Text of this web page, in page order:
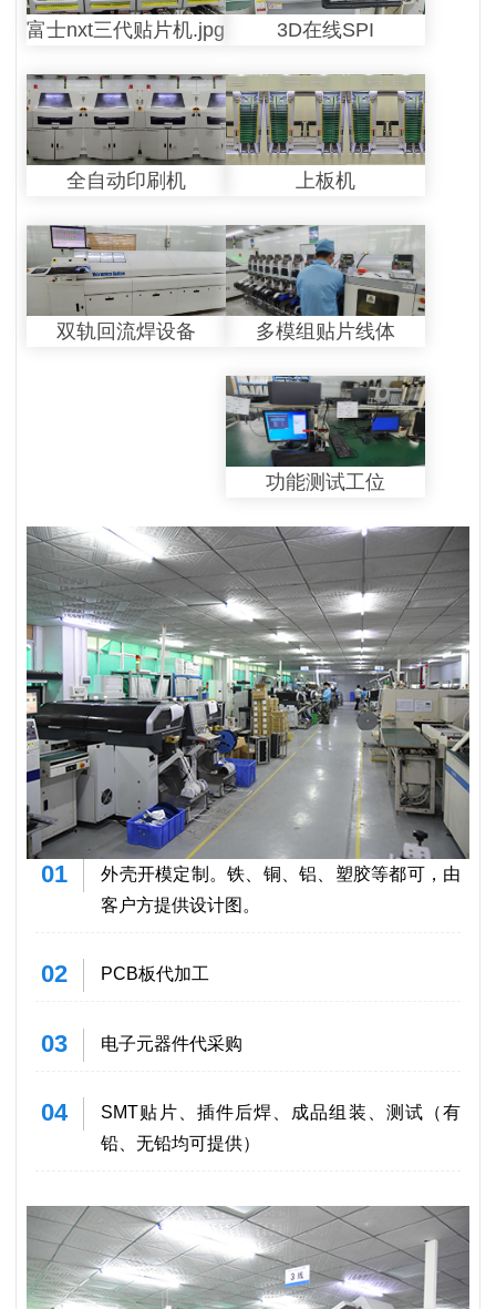
富士nxt三代贴片机.jpg 3D在线SPI
全自动印刷机 上板机
双轨回流焊设备 多模组贴片线体
功能测试工位
01
外壳开模定制。铁、铜、铝、塑胶等都可，由
客户方提供设计图。
02 PCB板代加工
03 电子元器件代采购
04
SMT贴片、插件后焊、成品组装、测试（有
铅、无铅均可提供）